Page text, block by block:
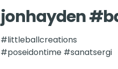
jonhayden
#littleballcreations
#poseidontime #sanatsergi